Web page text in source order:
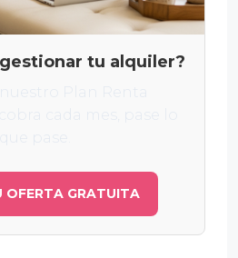
tu alquiler?
OFERTA GRATUITA